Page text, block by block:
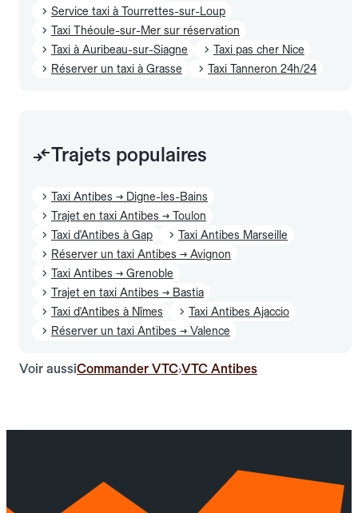
Service taxi à Tourrettes-sur-Loup
Taxi Théoule-sur-Mer sur réservation
Taxi à Auribeau-sur-Siagne
Taxi pas cher Nice
Réserver un taxi à Grasse
Taxi Tanneron 24h/24
Trajets populaires
Taxi Antibes → Digne-les-Bains
Trajet en taxi Antibes → Toulon
Taxi d'Antibes à Gap
Taxi Antibes Marseille
Réserver un taxi Antibes → Avignon
Taxi Antibes → Grenoble
Trajet en taxi Antibes → Bastia
Taxi d'Antibes à Nîmes
Taxi Antibes Ajaccio
Réserver un taxi Antibes → Valence
Voir aussiCommander VTC›VTC Antibes